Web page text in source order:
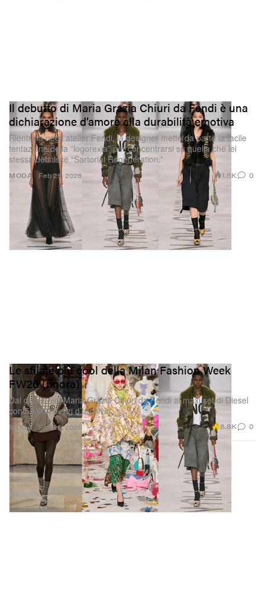
MODA
Il debutto di Maria Grazia Chiuri da Fendi è una
dichiarazione d’amore alla durabilità emotiva
Rientrata negli atelier Fendi, la designer mette da parte la facile
tentazione della “logorexia” per concentrarsi su quella che lei
stessa definisce “Sartorial Regeneration.”
Feb 25, 2026 1.6K 0
MODA
Le sfilate più cool della Milan Fashion Week
FW26 (finora)
Dal debutto di Maria Grazia Chiuri da Fendi al maxi set di Diesel
con 50.000 pezzi d’archivio.
Feb 26, 2026 8.8K 0